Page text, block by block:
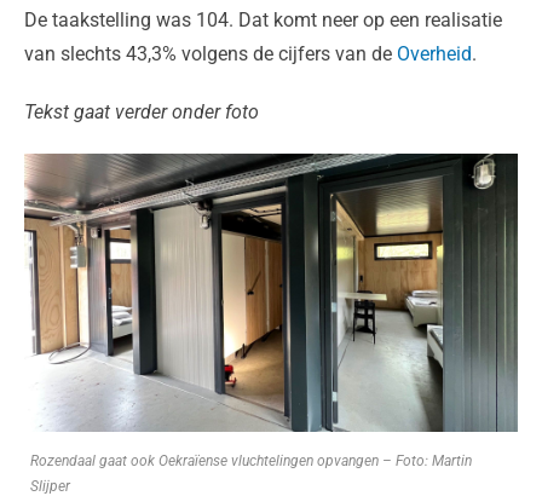
De taakstelling was 104. Dat komt neer op een realisatie
van slechts 43,3% volgens de cijfers van de Overheid.
Tekst gaat verder onder foto
Rozendaal gaat ook Oekraïense vluchtelingen opvangen – Foto: Martin
Slijper